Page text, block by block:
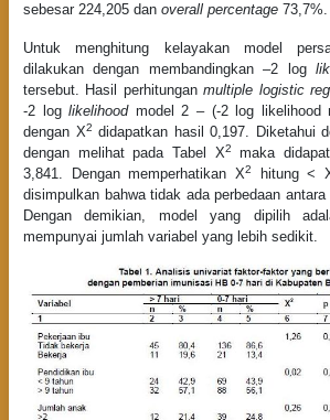
sebesar 224,205 dan overall percentage 73,7%.
Untuk menghitung kelayakan model
dilakukan dengan membandingkan –2 log
tersebut. Hasil perhitunganmultiple logistic
-2 loglikelihoodmodel 2 – (-2 log likelihood
dengan X2 didapatkan hasil 0,197. Diketahui
dengan melihat pada Tabel X2 maka
3,841. Dengan memperhatikan X2 hitung <
disimpulkan bahwa tidak ada perbedaan
Dengan demikian, model yang dipilih
mempunyai jumlah variabel yang lebih sedikit.